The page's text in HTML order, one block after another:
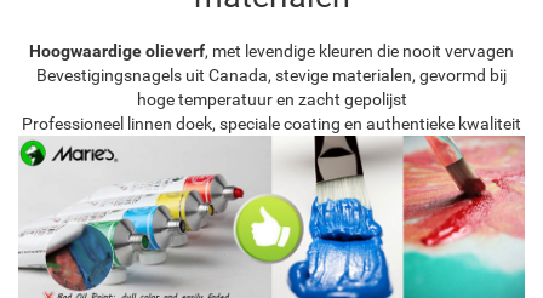
Hoogwaardige olieverf, met levendige kleuren die nooit vervagen
Bevestigingsnagels uit Canada, stevige materialen, gevormd bij
hoge temperatuur en zacht gepolijst
Professioneel linnen doek, speciale coating en authentieke kwaliteit